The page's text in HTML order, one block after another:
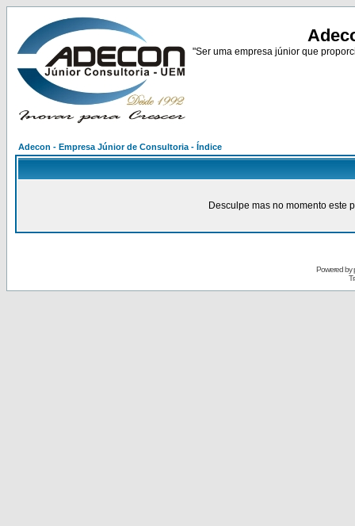
"Ser uma empresa júnior que
Adecon - Empresa Júnior de Consultoria - Índice
Desculpe mas no momento este
Powered by